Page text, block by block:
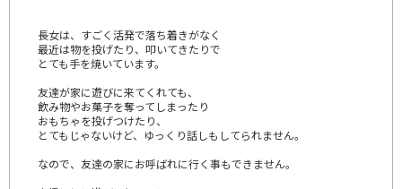
長女は、すごく活発で落ち着きがなく
最近は物を投げたり、叩いてきたりで
とても手を焼いています。
友達が家に遊びに来てくれても、
飲み物やお菓子を奪ってしまったり
おもちゃを投げつけたり、
とてもじゃないけど、ゆっくり話しもしてられません。
なので、友達の家にお呼ばれに行く事もできません。